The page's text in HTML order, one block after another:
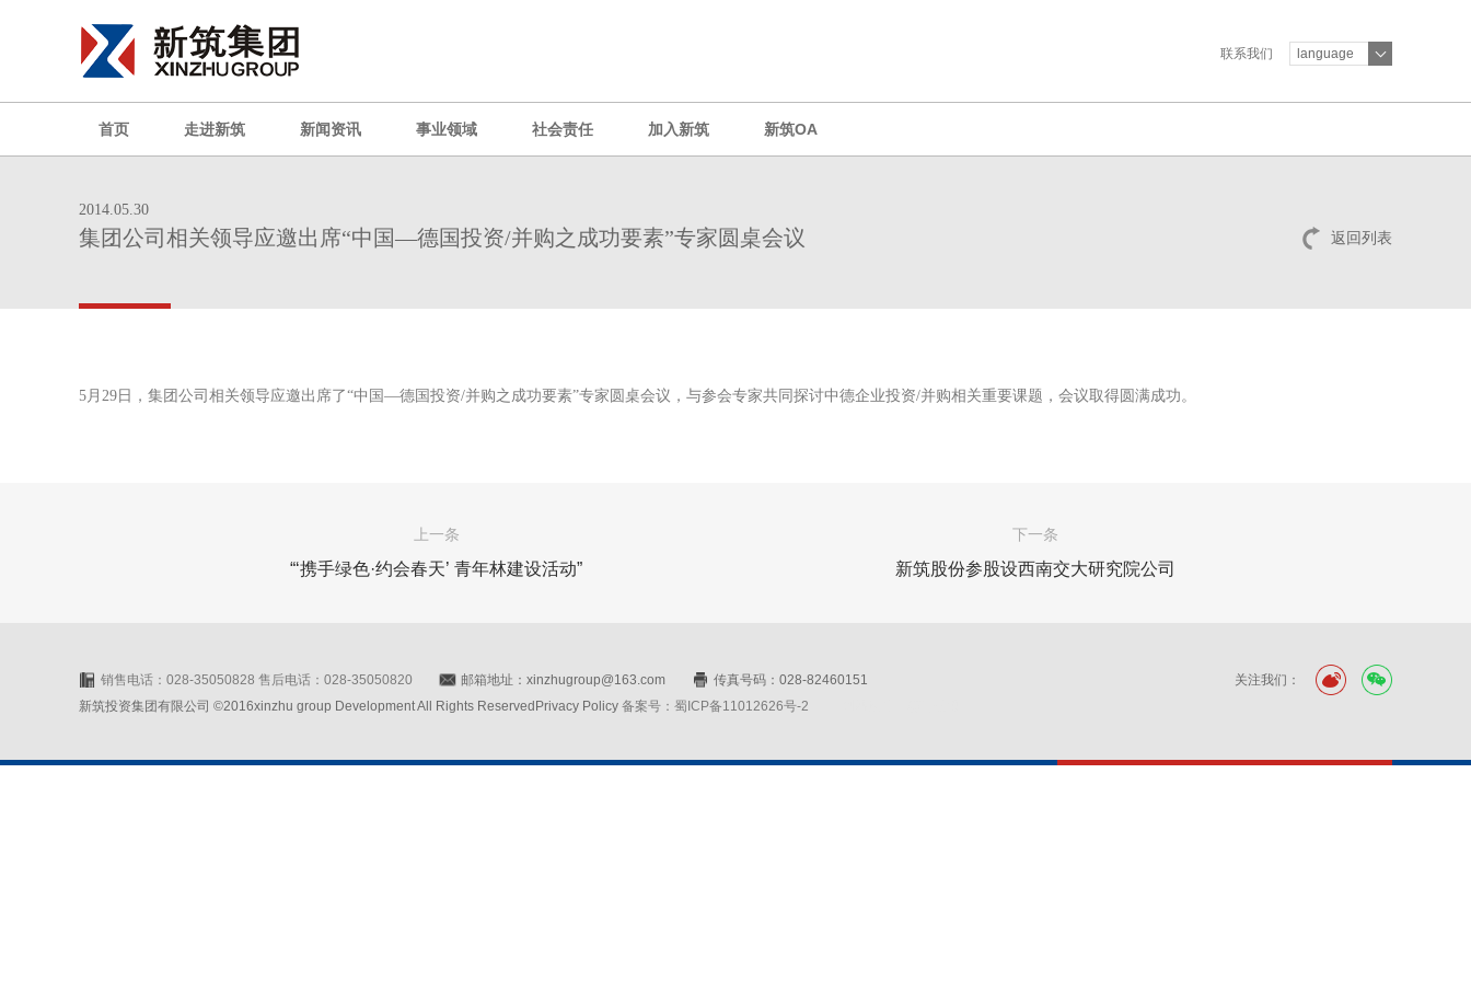
联系我们 language
首页 走进新筑 新闻资讯 事业领域 社会责任 加入新筑 新筑OA
返回列表
2014.05.30
集团公司相关领导应邀出席“中国—德国投资/并购之成功要素”专家圆桌会议
5月29日，集团公司相关领导应邀出席了“中国—德国投资/并购之成功要素”专家圆桌会议，与参会专家共同探讨中德企业投资/并购相关重要课题，会议取得圆满成功。
上一条
“‘携手绿色·约会春天’ 青年林建设活动”
下一条
新筑股份参股设西南交大研究院公司
关注我们：
销售电话：028-35050828 售后电话：028-35050820 邮箱地址：xinzhugroup@163.com
传真号码：028-82460151
新筑投资集团有限公司 ©2016xinzhu group Development All Rights ReservedPrivacy Policy 备案号：蜀ICP备11012626号-2